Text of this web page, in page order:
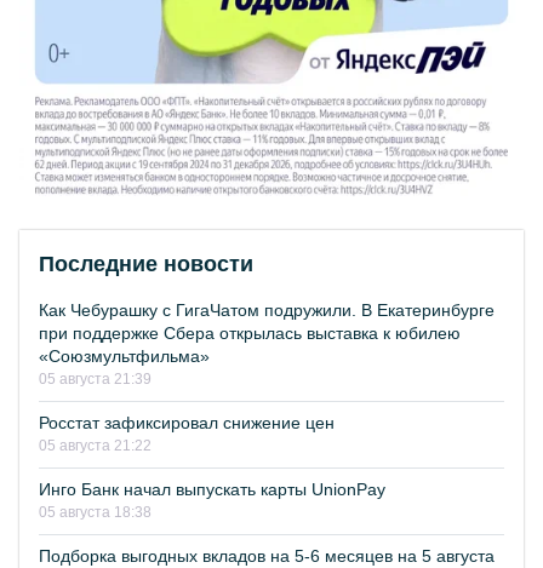
Последние новости
Как Чебурашку с ГигаЧатом подружили. В Екатеринбурге
при поддержке Сбера открылась выставка к юбилею
«Союзмультфильма»
05 августа 21:39
Росстат зафиксировал снижение цен
05 августа 21:22
Инго Банк начал выпускать карты UnionPay
05 августа 18:38
Подборка выгодных вкладов на 5-6 месяцев на 5 августа